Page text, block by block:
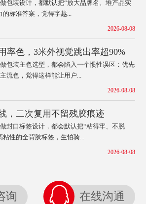
包装设计，都默认把“放大品牌名、堆产品实
的标准答案，觉得字越...
2026-08-08
率色，3米外视觉跳出率超90%
包装主色选型，都会陷入一个惯性误区：优先
流色，觉得这样能让用户...
2026-08-08
，二次复用不留残胶痕迹
封口标签设计，都会默认把“粘得牢、不脱
性的全背胶标签，生怕骑...
2026-08-08
询 在线沟通